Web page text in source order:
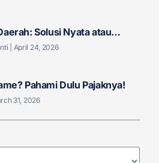
Solusi Nyata atau
April 24, 2026
Pahami Dulu Pajaknya!
31, 2026